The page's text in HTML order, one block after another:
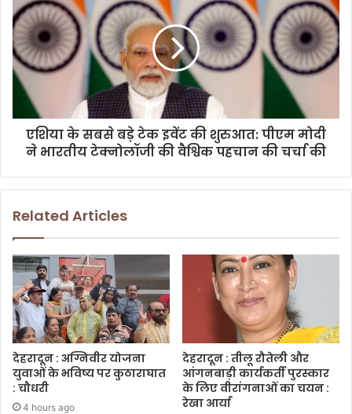
एशिया के सबसे बड़े टेक इवेंट की शुरुआत: पीएम मोदी
ने भारतीय टेक्नोलॉजी की वैश्विक पहचान की चर्चा की
Related Articles
देहरादून : अग्निवीर योजना
युवाओं के भविष्य पर कुठाराघात
: चौधरी
4 hours ago
देहरादून : तीलू रौतेली और
आंगनबाड़ी कार्यकर्ती पुरस्कार
के लिए वीरांगनाओं का चयन :
रेखा आर्या